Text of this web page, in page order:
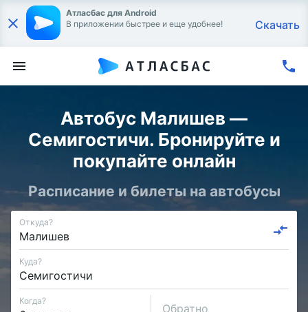
Атласбас для Android
В приложении быстрее и еще удобнее!
Скачать
Автобус Малишев —
Семигостичи. Бронируйте и
покупайте онлайн
Расписание и билеты на автобусы
Откуда?
Куда?
Когда?
Обратно